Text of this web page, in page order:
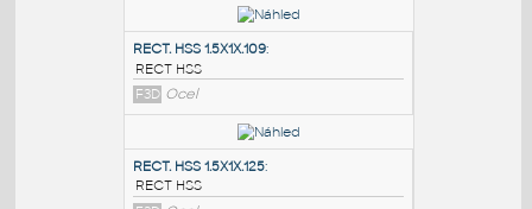
F3D Ocel
RECT. HSS 1.5X1X.100
RECT HSS
F3D Ocel